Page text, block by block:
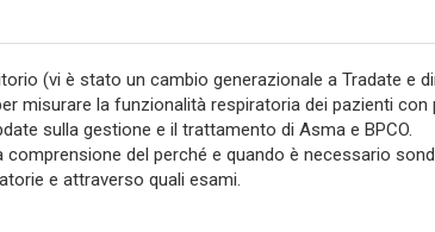
(vi è stato un cambio generazionale a Tradate e
misurare la funzionalità respiratoria dei pazienti
sulla gestione e il trattamento di Asma e BPCO.
comprensione del perché e quando è necessario
e attraverso quali esami.